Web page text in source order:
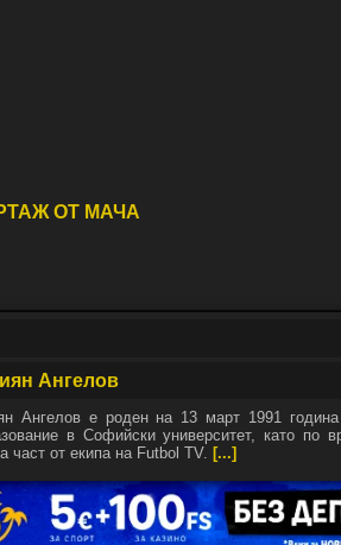
ОТ МАЧА
Ангелов
Ангелов е роден на 13 март 1991
в Софийски университет, като по
част от екипа на Futbol TV. [...]